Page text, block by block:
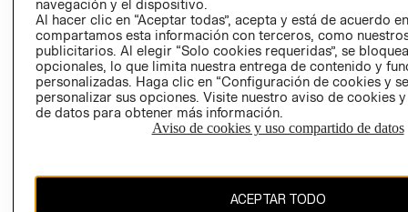
Colombia ($)
CAMBIAR REGIÓN
propiedad de H&M Hennes & Mauritz AB.
navegación y el dispositivo.
Al hacer clic en “Aceptar todas”, acepta y está de acuerdo
compartamos esta información con terceros, como
publicitarios. Al elegir “Solo cookies requeridas”, se
opcionales, lo que limita nuestra entrega de contenido y
personalizadas. Haga clic en “Configuración de cookies y
personalizar sus opciones. Visite nuestro aviso de cookies
de datos para obtener más información.
Aviso de cookies y uso compartido de datos
ACEPTAR TODO